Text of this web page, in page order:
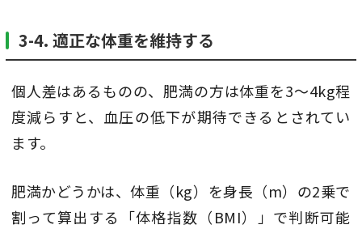
3-4. 適正な体重を維持する
個人差はあるものの、肥満の方は体重を3～4kg程
度減らすと、血圧の低下が期待できるとされてい
ます。
肥満かどうかは、体重（kg）を身長（m）の2乗で
割って算出する「体格指数（BMI）」で判断可能